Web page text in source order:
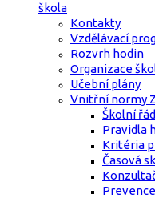
škola
Kontakty
Vzdělávací
Rozvrh hodin
Organizace
Učební plány
Vnitřní normy
Školní řád
Pravidla
Kritéria
Časová